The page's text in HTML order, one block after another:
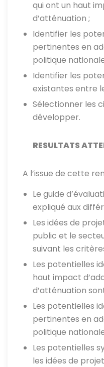
qui ont un haut
d’atténuation ;
Identifier les
pertinentes en
politique
Identifier les
existantes entre
Sélectionner les
développer.
RESULTATS
A l’issue de cette
Le guide
expliqué aux
Les idées de
public et le
suivant les
Les potentielles
haut impact
d’atténuation
Les potentielles
pertinentes en
politique
Les potentielles
les idées de